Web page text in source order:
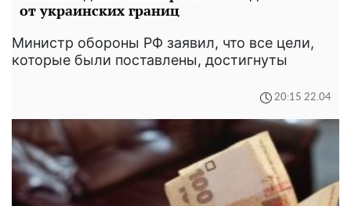
от украинских границ
Министр обороны РФ заявил, что все цели,
которые были поставлены, достигнуты
20:15 22.04